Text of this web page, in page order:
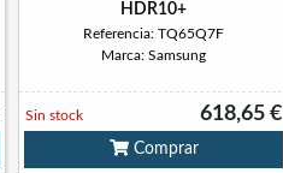
HDR10+
Referencia: TQ65Q7F
Marca: Samsung
618,65 €
Sin stock
Comprar